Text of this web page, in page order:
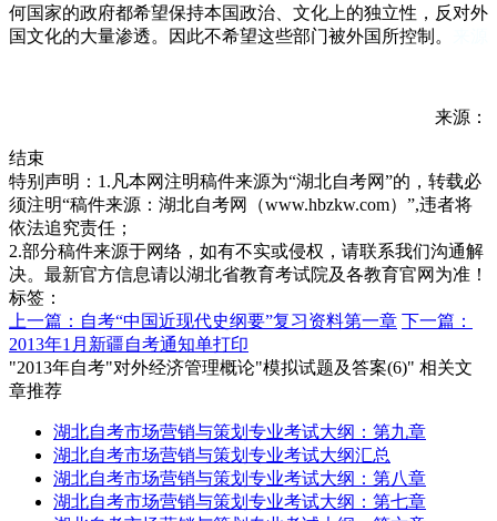
何国家的政府都希望保持本国政治、文化上的独立性，反对外
国文化的大量渗透。因此不希望这些部门被外国所控制。
来源：
结束
特别声明：1.凡本网注明稿件来源为“湖北自考网”的，转载必
须注明“稿件来源：湖北自考网（www.hbzkw.com）”,违者将
依法追究责任；
2.部分稿件来源于网络，如有不实或侵权，请联系我们沟通解
决。最新官方信息请以湖北省教育考试院及各教育官网为准！
标签：
上一篇：自考“中国近现代史纲要”复习资料第一章 下一篇：
2013年1月新疆自考通知单打印
"2013年自考"对外经济管理概论"模拟试题及答案(6)" 相关文
章推荐
湖北自考市场营销与策划专业考试大纲：第九章
湖北自考市场营销与策划专业考试大纲汇总
湖北自考市场营销与策划专业考试大纲：第八章
湖北自考市场营销与策划专业考试大纲：第七章